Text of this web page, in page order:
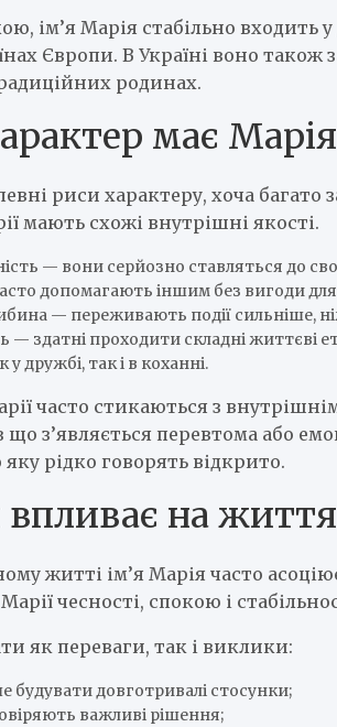
ім’я Марія стабільно
Європи. В Україні воно
родинах.
має Марія
риси характеру, хоча багато
мають схожі внутрішні якості.
— вони серйозно ставляться до
допомагають іншим без вигоди для
— переживають події сильніше,
— здатні проходити складні життєві
у дружбі, так і в коханні.
часто стикаються з
що з’являється перевтома або
рідко говорять відкрито.
впливає на
житті ім’я Марія часто
чесності, спокою і
як переваги, так і виклики:
будувати довготривалі стосунки;
важливі рішення;